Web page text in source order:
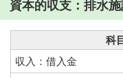
資本的収支：排水
科目
収入：借入金